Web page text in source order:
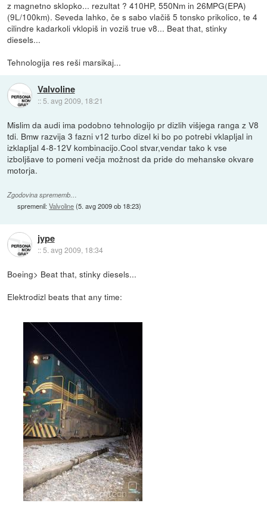
z magnetno sklopko... rezultat ? 410HP, 550Nm in 26MPG(EPA)
(9L/100km). Seveda lahko, če s sabo vlačiš 5 tonsko prikolico, te 4
cilindre kadarkoli vklopiš in voziš true v8... Beat that, stinky
diesels...
Tehnologija res reši marsikaj...
Valvoline
:: 5. avg 2009, 18:21
Mislim da audi ima podobno tehnologijo pr dizlih višjega ranga z V8
tdi. Bmw razvija 3 fazni v12 turbo dizel ki bo po potrebi vklapljal in
izklapljal 4-8-12V kombinacijo.Cool stvar,vendar tako k vse
izboljšave to pomeni večja možnost da pride do mehanske okvare
motorja.
Zgodovina sprememb…
spremenil:Valvoline(5. avg 2009 ob 18:23)
jype
::5. avg 2009, 18:34
Boeing> Beat that, stinky diesels...
Elektrodizl beats that any time: